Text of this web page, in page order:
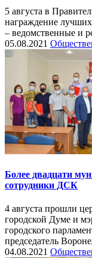
5 августа в
награждение
– ведомственные и
05.08.2021
Более двадцати
сотрудники ДСК
4 августа прошли
городской Думе и
городского
председатель
04.08.2021